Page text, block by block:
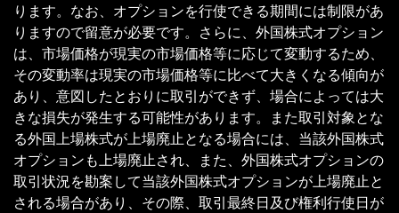
ります。なお、オプションを行使できる期間には制限があ
りますので留意が必要です。さらに、外国株式オプション
は、市場価格が現実の市場価格等に応じて変動するため、
その変動率は現実の市場価格等に比べて大きくなる傾向が
あり、意図したとおりに取引ができず、場合によっては大
きな損失が発生する可能性があります。また取引対象とな
る外国上場株式が上場廃止となる場合には、当該外国株式
オプションも上場廃止され、また、外国株式オプションの
取引状況を勘案して当該外国株式オプションが上場廃止と
される場合があり、その際、取引最終日及び権利行使日が